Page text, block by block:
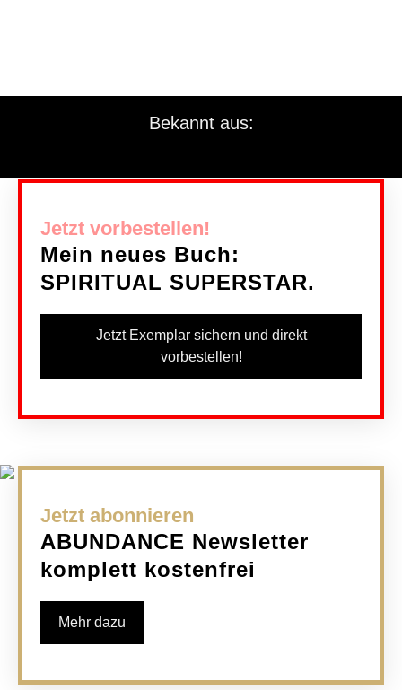
Bekannt aus:
Jetzt vorbestellen!
Mein neues Buch:
SPIRITUAL SUPERSTAR.
Jetzt Exemplar sichern und direkt
vorbestellen!
Jetzt abonnieren
ABUNDANCE Newsletter
komplett kostenfrei
Mehr dazu